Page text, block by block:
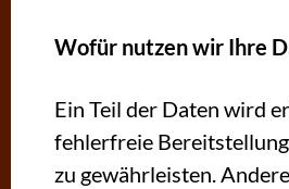
Wofür nutzen wir Ihre
Ein Teil der Daten wird
fehlerfreie
zu gewährleisten.